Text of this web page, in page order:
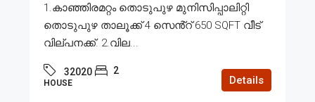
1.കാഞ്ഞിരമറ്റം തൊടുപുഴ മുനിസിപ്പാലിറ്റി
തൊടുപുഴ താലൂക്ക് 4 സെൻ്റ് 650 SQFT വീട്
വില്പനക്ക്. 2.വില...
32020 2
HOUSE Details